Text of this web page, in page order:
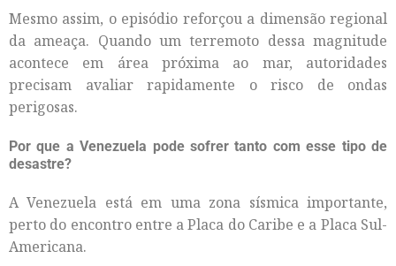
Mesmo assim, o episódio reforçou a dimensão regional
da ameaça. Quando um terremoto dessa magnitude
acontece em área próxima ao mar, autoridades
precisam avaliar rapidamente o risco de ondas
perigosas.
Por que a Venezuela pode sofrer tanto com esse tipo de
desastre?
A Venezuela está em uma zona sísmica importante,
perto do encontro entre a Placa do Caribe e a Placa Sul-
Americana.